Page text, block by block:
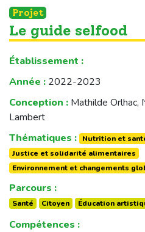
Projet
Le guide selfood
Établissement :
Année : 2022-2023
Conception : Mathilde Orlhac,
Lambert
Thématiques :
Nutrition et
Justice et solidarité alimentaires
Environnement et changements
Parcours :
Santé Citoyen Éducation
Compétences :